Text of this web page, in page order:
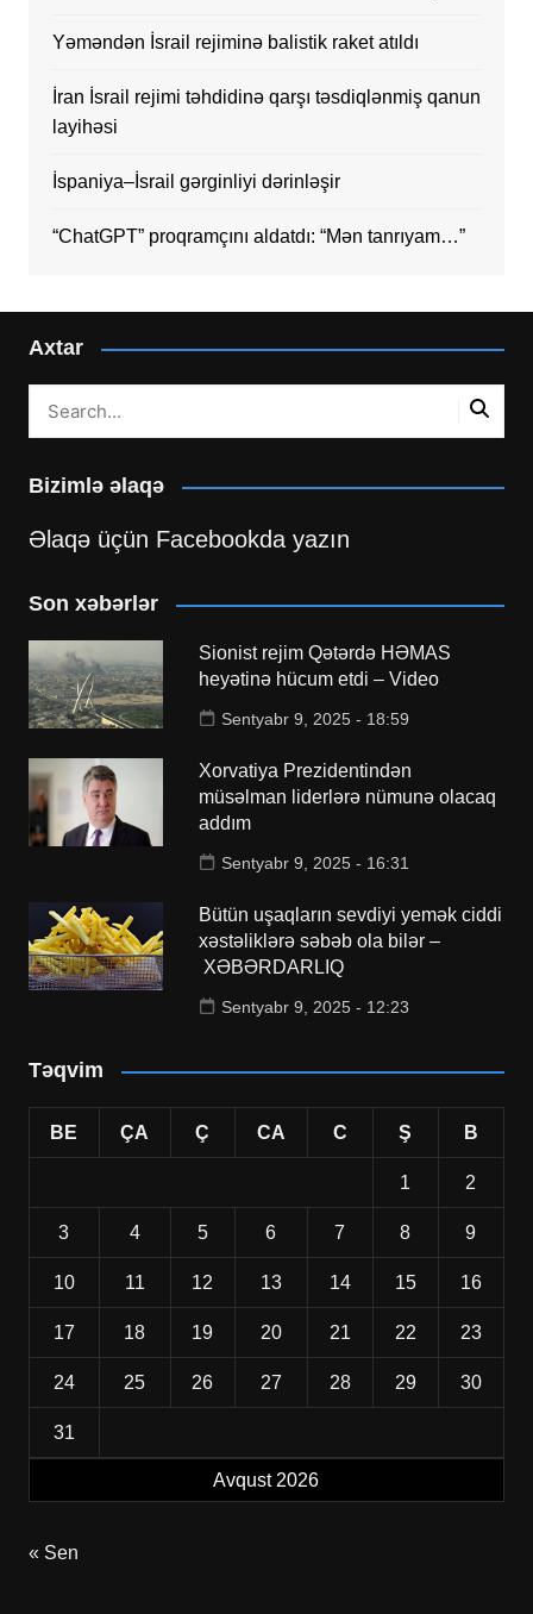
Yəməndən İsrail rejiminə balistik raket atıldı
İran İsrail rejimi təhdidinə qarşı təsdiqlənmiş qanun
layihəsi
İspaniya–İsrail gərginliyi dərinləşir
“ChatGPT” proqramçını aldatdı: “Mən tanrıyam…”
Axtar
Bizimlə əlaqə
Əlaqə üçün Facebookda yazın
Son xəbərlər
Sionist rejim Qətərdə HƏMAS
heyətinə hücum etdi – Video
Sentyabr 9, 2025 - 18:59
Xorvatiya Prezidentindən
müsəlman liderlərə nümunə olacaq
addım
Sentyabr 9, 2025 - 16:31
Bütün uşaqların sevdiyi yemək ciddi
xəstəliklərə səbəb ola bilər –
XƏBƏRDARLIQ
Sentyabr 9, 2025 - 12:23
Təqvim
Avqust 2026
BE ÇA Ç CA C Ş B
1 2
3 4 5 6 7 8 9
10 11 12 13 14 15 16
17 18 19 20 21 22 23
24 25 26 27 28 29 30
31
« Sen